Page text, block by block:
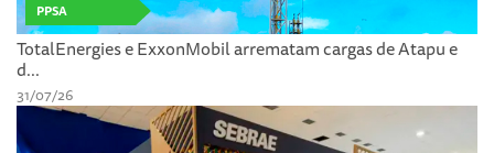
PPSA
TotalEnergies e ExxonMobil arrematam cargas de Atapu e
d...
31/07/26